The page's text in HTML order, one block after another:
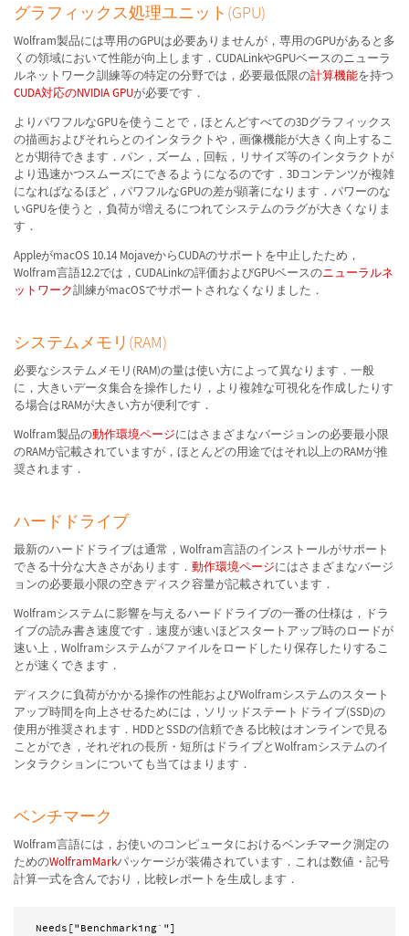
グラフィックス処理ユニット(GPU)
Wolfram製品には専用のGPUは必要ありませんが，専用のGPUがあると多
くの領域において性能が向上します．CUDALinkやGPUベースのニューラ
ルネットワーク訓練等の特定の分野では，必要最低限の計算機能を持つ
CUDA対応のNVIDIA GPUが必要です．
よりパワフルなGPUを使うことで，ほとんどすべての3Dグラフィックス
の描画およびそれらとのインタラクトや，画像機能が大きく向上するこ
とが期待できます．パン，ズーム，回転，リサイズ等のインタラクトが
より迅速かつスムーズにできるようになるのです．3Dコンテンツが複雑
になればなるほど，パワフルなGPUの差が顕著になります．パワーのな
いGPUを使うと，負荷が増えるにつれてシステムのラグが大きくなりま
す．
AppleがmacOS 10.14 MojaveからCUDAのサポートを中止したため，
Wolfram言語12.2では，CUDALinkの評価およびGPUベースのニューラルネ
ットワーク訓練がmacOSでサポートされなくなりました．
システムメモリ(RAM)
必要なシステムメモリ(RAM)の量は使い方によって異なります．一般
に，大きいデータ集合を操作したり，より複雑な可視化を作成したりす
る場合はRAMが大きい方が便利です．
Wolfram製品の動作環境ページにはさまざまなバージョンの必要最小限
のRAMが記載されていますが，ほとんどの用途ではそれ以上のRAMが推
奨されます．
ハードドライブ
最新のハードドライブは通常，Wolfram言語のインストールがサポート
できる十分な大きさがあります． 動作環境ページにはさまざまなバージ
ョンの必要最小限の空きディスク容量が記載されています．
Wolframシステムに影響を与えるハードドライブの一番の仕様は，ドラ
イブの読み書き速度です．速度が速いほどスタートアップ時のロードが
速い上，Wolframシステムがファイルをロードしたり保存したりするこ
とが速くできます．
ディスクに負荷がかかる操作の性能およびWolframシステムのスタート
アップ時間を向上させるためには，ソリッドステートドライブ(SSD)の
使用が推奨されます．HDDとSSDの信頼できる比較はオンラインで見る
ことができ，それぞれの長所・短所はドライブとWolframシステムのイ
ンタラクションについても当てはまります．
ベンチマーク
Wolfram言語には，お使いのコンピュータにおけるベンチマーク測定の
ためのWolframMarkパッケージが装備されています．これは数値・記号
計算一式を含んでおり，比較レポートを生成します．
Needs["Benchmarking`"]